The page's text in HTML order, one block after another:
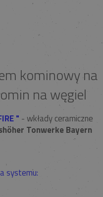
kominowy na
na węgiel
" - wkłady ceramiczne
Tonwerke Bayern
systemu: